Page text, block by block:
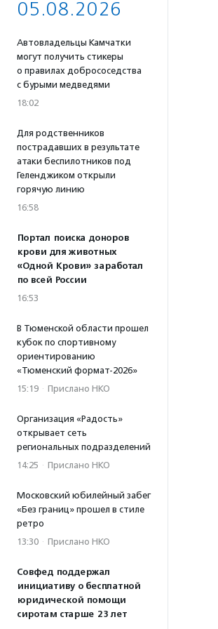
05.08.2026
Автовладельцы Камчатки
могут получить стикеры
о правилах добрососедства
с бурыми медведями
18:02
Для родственников
пострадавших в результате
атаки беспилотников под
Геленджиком открыли
горячую линию
16:58
Портал поиска доноров
крови для животных
«Одной Крови» заработал
по всей России
16:53
В Тюменской области прошел
кубок по спортивному
ориентированию
«Тюменский формат-2026»
15:19 · Прислано НКО
Организация «Радость»
открывает сеть
региональных подразделений
14:25 · Прислано НКО
Московский юбилейный забег
«Без границ» прошел в стиле
ретро
13:30 · Прислано НКО
Совфед поддержал
инициативу о бесплатной
юридической помощи
сиротам старше 23 лет